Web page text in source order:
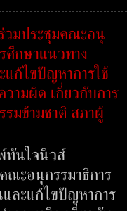
วมประชุมคณะอนุ
ศึกษาแนวทาง
ก้ไขปัญหาการใช้
ามผิด เกี่ยวกับการ
มข้ามชาติ สภาผู้
ทันใจนิวส์
ณะอนุกรรมาธิการ
ละแก้ไขปัญหาการ